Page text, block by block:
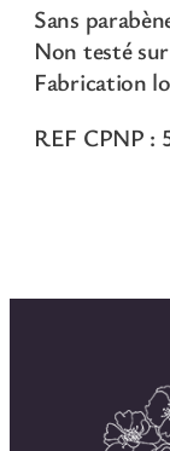
Sans
Non testé
Fabrication
REF CPNP :